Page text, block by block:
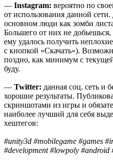
— Instagram: вероятно по
от использования данной
основном люди как зомби
Большего от них не добьешься,
ему удалось получить
с кнопкой «Скачать»).
поздно, как минимум с
буду.
— Twitter: данная соц. сеть и
хорошие результаты.
скриншотами из игры и
наиболее лучший для себя
хештегов:
#unity3d #mobilegame #games
#development #lowpoly #android